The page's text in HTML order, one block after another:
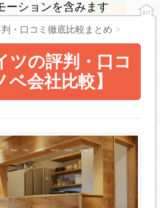
ションを含みます
・口コミ徹底比較まとめ >
ツの評判・口コ
会社比較】